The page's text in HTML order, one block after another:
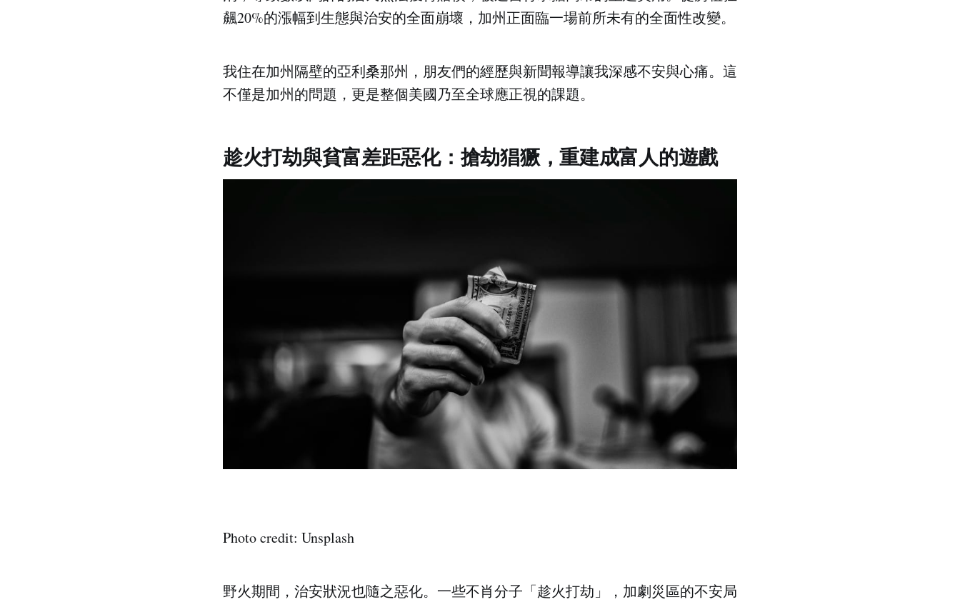
飆20%的漲幅到生態與治安的全面崩壞，加州正面臨一場前所未有的全面性改變。
我住在加州隔壁的亞利桑那州，朋友們的經歷與新聞報導讓我深感不安與心痛。這
不僅是加州的問題，更是整個美國乃至全球應正視的課題。
趁火打劫與貧富差距惡化：搶劫猖獗，重建成富人的遊戲
Photo credit: Unsplash
野火期間，治安狀況也隨之惡化。一些不肖分子「趁火打劫」，加劇災區的不安局